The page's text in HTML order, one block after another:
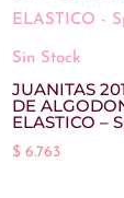
Sin Stock
JUANITAS
DE
ELASTICO –
$6.763